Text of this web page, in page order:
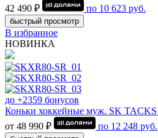
42 490 ₽
по 10 623 руб.
быстрый просмотр
В избранное
НОВИНКА
до +2359 бонусов
Коньки хоккейные муж. SK
от 48 990 ₽
по 12 248 руб.